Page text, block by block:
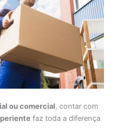
ou comercial, contar com
faz toda a diferença